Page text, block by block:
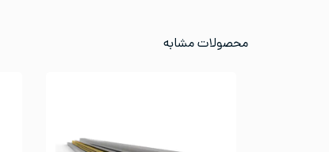
محصولات مشابه